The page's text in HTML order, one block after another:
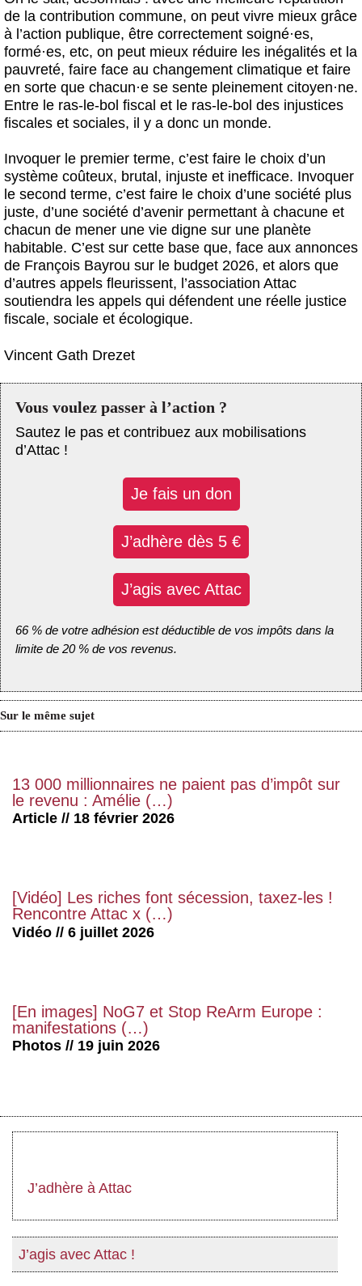
de la contribution commune, on peut vivre mieux grâce
à l’action publique, être correctement soigné·es,
formé·es, etc, on peut mieux réduire les inégalités et la
pauvreté, faire face au changement climatique et faire
en sorte que chacun·e se sente pleinement citoyen·ne.
Entre le ras-le-bol fiscal et le ras-le-bol des injustices
fiscales et sociales, il y a donc un monde.
Invoquer le premier terme, c’est faire le choix d’un
système coûteux, brutal, injuste et inefficace. Invoquer
le second terme, c’est faire le choix d’une société plus
juste, d’une société d’avenir permettant à chacune et
chacun de mener une vie digne sur une planète
habitable. C’est sur cette base que, face aux annonces
de François Bayrou sur le budget 2026, et alors que
d’autres appels fleurissent, l’association Attac
soutiendra les appels qui défendent une réelle justice
fiscale, sociale et écologique.
Vincent Gath Drezet
Vous voulez passer à l’action ?
Sautez le pas et contribuez aux mobilisations
d’Attac !
Je fais un don
J’adhère dès 5 €
J’agis avec Attac
66 % de votre adhésion est déductible de vos impôts dans la
limite de 20 % de vos revenus.
Sur le même sujet
13 000 millionnaires ne paient pas d’impôt sur
le revenu : Amélie (…)
Article // 18 février 2026
[Vidéo] Les riches font sécession, taxez-les !
Rencontre Attac x (…)
Vidéo // 6 juillet 2026
[En images] NoG7 et Stop ReArm Europe :
manifestations (…)
Photos // 19 juin 2026
J’adhère à Attac
J’agis avec Attac !